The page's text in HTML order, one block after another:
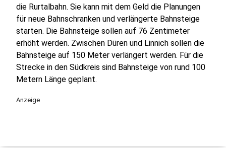
die Rurtalbahn. Sie kann mit dem Geld die Planungen
für neue Bahnschranken und verlängerte Bahnsteige
starten. Die Bahnsteige sollen auf 76 Zentimeter
erhöht werden. Zwischen Düren und Linnich sollen die
Bahnsteige auf 150 Meter verlängert werden. Für die
Strecke in den Südkreis sind Bahnsteige von rund 100
Metern Länge geplant.
Anzeige